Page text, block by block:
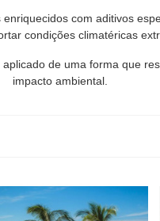
com aditivos
condições climatéricas
de uma forma que
impacto ambiental.